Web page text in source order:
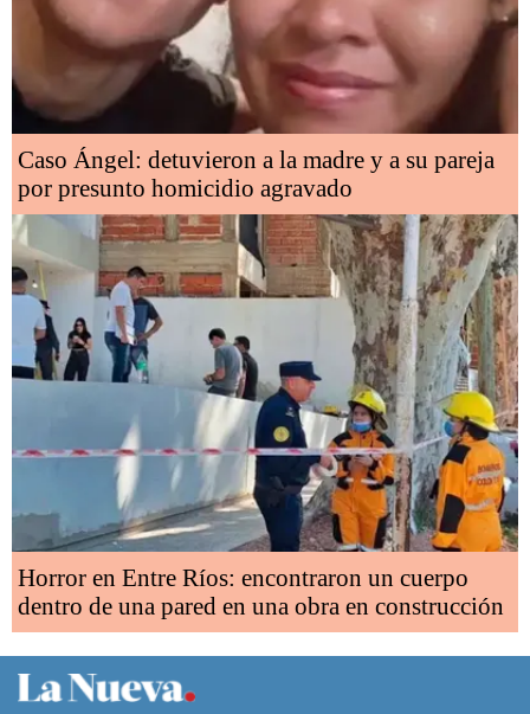
Caso Ángel: detuvieron a la madre y a su pareja
por presunto homicidio agravado
Horror en Entre Ríos: encontraron un cuerpo
dentro de una pared en una obra en construcción